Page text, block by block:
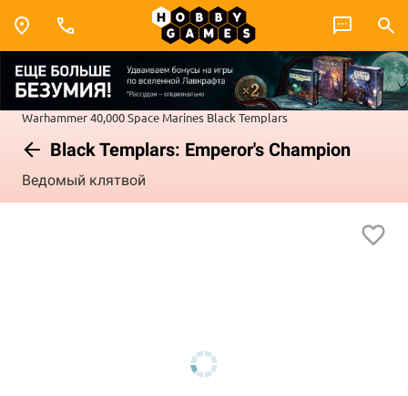
Warhammer 40,000Space Marines Black Templars
Black Templars: Emperor's Champion
Ведомый клятвой